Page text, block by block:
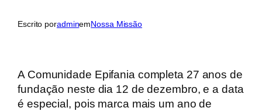
Escrito poradminemNossa Missão
A Comunidade Epifania completa 27 anos de
fundação neste dia 12 de dezembro, e a data
é especial, pois marca mais um ano de